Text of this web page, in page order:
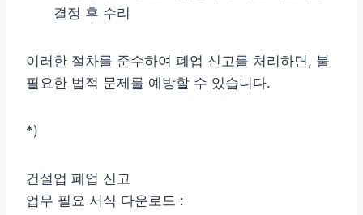
결정 후 수리
이러한 절차를 준수하여 폐업 신고를 처리하면, 불
필요한 법적 문제를 예방할 수 있습니다.
*)
건설업 폐업 신고
업무 필요 서식 다운로드 :